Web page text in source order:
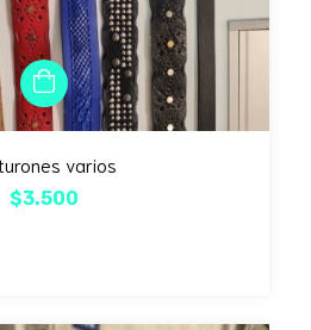
varios
$3.500